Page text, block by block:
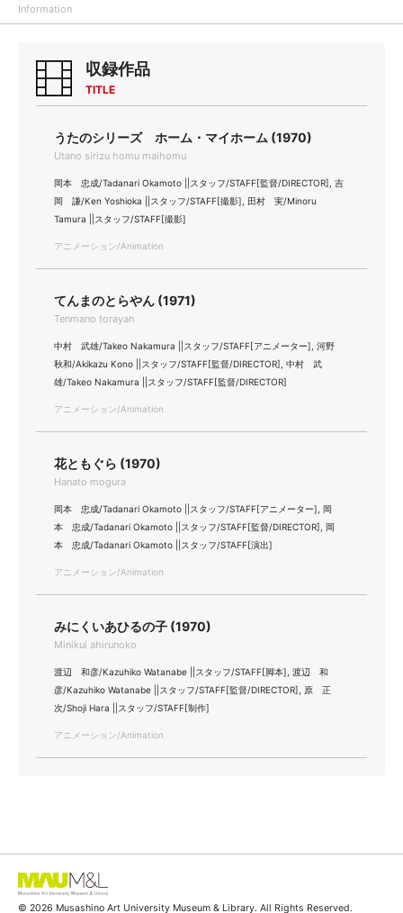
Information
収録作品
TITLE
うたのシリーズ ホーム・マイホーム (1970)
Utano sirizu homu maihomu
岡本 忠成/Tadanari Okamoto ||スタッフ/STAFF[監督/DIRECTOR], 吉
岡 謙/Ken Yoshioka ||スタッフ/STAFF[撮影], 田村 実/Minoru
Tamura ||スタッフ/STAFF[撮影]
アニメーション/Animation
てんまのとらやん (1971)
Tenmano torayan
中村 武雄/Takeo Nakamura ||スタッフ/STAFF[アニメーター], 河野
秋和/Akikazu Kono ||スタッフ/STAFF[監督/DIRECTOR], 中村 武
雄/Takeo Nakamura ||スタッフ/STAFF[監督/DIRECTOR]
アニメーション/Animation
花ともぐら (1970)
Hanato mogura
岡本 忠成/Tadanari Okamoto ||スタッフ/STAFF[アニメーター], 岡
本 忠成/Tadanari Okamoto ||スタッフ/STAFF[監督/DIRECTOR], 岡
本 忠成/Tadanari Okamoto ||スタッフ/STAFF[演出]
アニメーション/Animation
みにくいあひるの子 (1970)
Minikui ahirunoko
渡辺 和彦/Kazuhiko Watanabe ||スタッフ/STAFF[脚本], 渡辺 和
彦/Kazuhiko Watanabe ||スタッフ/STAFF[監督/DIRECTOR], 原 正
次/Shoji Hara ||スタッフ/STAFF[制作]
アニメーション/Animation
© 2026 Musashino Art University Museum & Library. All Rights Reserved.